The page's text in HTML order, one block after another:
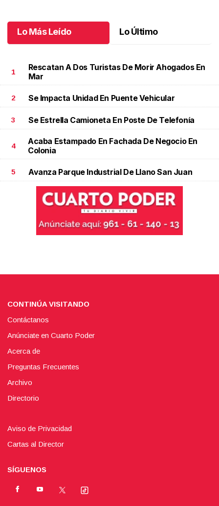
Lo Más Leído Lo Último
1
Rescatan A Dos Turistas De Morir Ahogados En
Mar
2 Se Impacta Unidad En Puente Vehicular
3 Se Estrella Camioneta En Poste De Telefonía
4
Acaba Estampado En Fachada De Negocio En
Colonia
5 Avanza Parque Industrial De Llano San Juan
CONTINÚA VISITANDO
Contáctanos
Anúnciate en Cuarto Poder
Acerca de
Preguntas Frecuentes
Archivo
Directorio
Aviso de Privacidad
Cartas al Director
SÍGUENOS